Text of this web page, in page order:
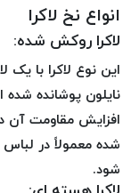
ZETA
نخ
بدون
موم
امگا
انواع نخ لاکرا
لاکرا روکش شده:
این نوع لاکرا با یک
نایلون پوشانده
افزایش مقاومت آن
شده معمولاً در
شود.